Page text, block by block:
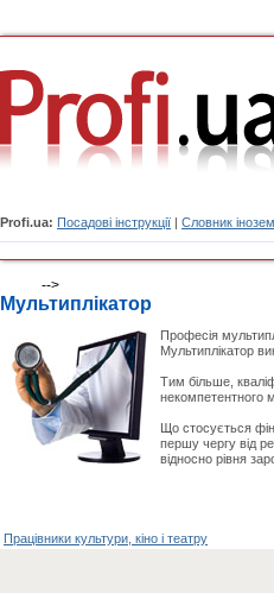
Profi.ua: Посадові інструкції | Словник
-->
Мультиплікатор
Професія
Мультиплікатор
Тим більше,
некомпетентного
Що стосується
першу чергу від
відносно рівня
Працівники культури, кіно і театру